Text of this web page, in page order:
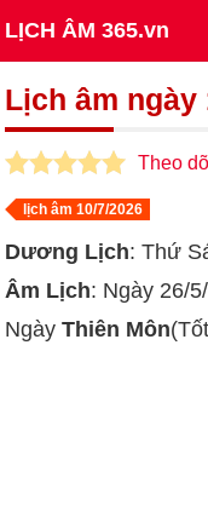
LỊCH ÂM 365.vn
Lịch âm ngày
Theo
lịch âm 10/7/2026
Dương Lịch: Thứ
Âm Lịch: Ngày 26/
Ngày Thiên Môn